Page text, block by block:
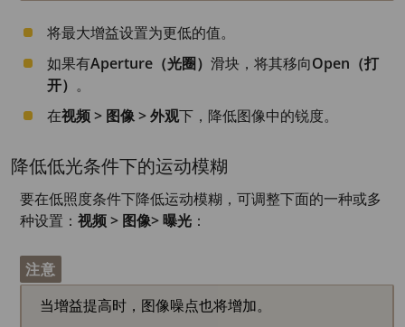
将最大增益设置为更低的值。
如果有Aperture（光圈） 滑块，将其移向Open（打
开） 。
在视频 > 图像 > 外观下，降低图像中的锐度。
降低低光条件下的运动模糊
要在低照度条件下降低运动模糊，可调整下面的一种或多
种设置： 视频 > 图像> 曝光 ：
注意
当增益提高时，图像噪点也将增加。